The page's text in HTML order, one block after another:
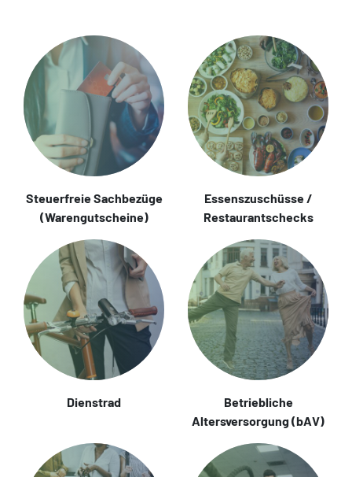
Steuerfreie Sachbezüge
(Warengutscheine)
Essenszuschüsse /
Restaurantschecks
Dienstrad
Betriebliche
Altersversorgung (bAV)